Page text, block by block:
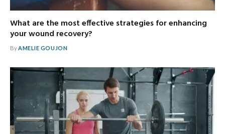
What are the most effective strategies for enhancing
your wound recovery?
ByAMELIE GOUJON